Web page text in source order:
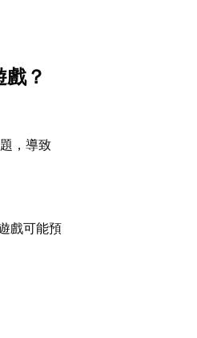
？
，導致
戲可能預